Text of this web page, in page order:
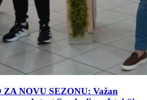
ZA NOVU SEZONU: Važan